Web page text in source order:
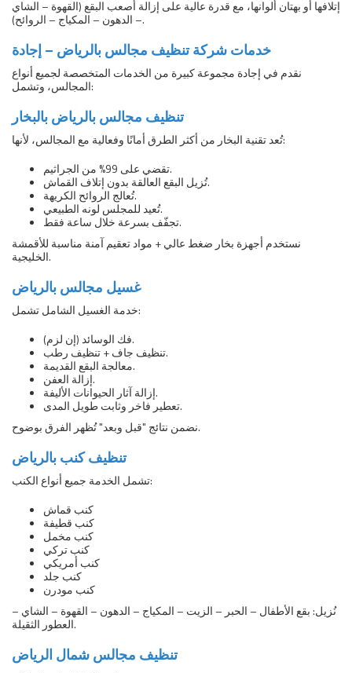
إتلافها أو بهتان ألوانها، مع قدرة عالية على إزالة أصعب البقع (القهوة – الشاي
– الدهون – المكياج – الروائح).
خدمات شركة تنظيف مجالس بالرياض – إجادة
نقدم في إجادة مجموعة كبيرة من الخدمات المتخصصة لجميع أنواع
المجالس، وتشمل:
تنظيف مجالس بالرياض بالبخار
تُعد تقنية البخار من أكثر الطرق أمانًا وفعالية مع المجالس، لأنها:
تقضي على 99% من الجراثيم.
تُزيل البقع العالقة بدون إتلاف القماش.
تُعالج الروائح الكريهة.
تُعيد للمجلس لونه الطبيعي.
تجفّف بسرعة خلال ساعة فقط.
نستخدم أجهزة بخار ضغط عالي + مواد تعقيم آمنة مناسبة للأقمشة
الخليجية.
غسيل مجالس بالرياض
خدمة الغسيل الشامل تشمل:
فك الوسائد (إن لزم).
تنظيف جاف + تنظيف رطب.
معالجة البقع القديمة.
إزالة العفن.
إزالة آثار الحيوانات الأليفة.
تعطير فاخر وثابت طويل المدى.
نضمن نتائج "قبل وبعد" تُظهر الفرق بوضوح.
تنظيف كنب بالرياض
تشمل الخدمة جميع أنواع الكنب:
كنب قماش
كنب قطيفة
كنب مخمل
كنب تركي
كنب أمريكي
كنب جلد
كنب مودرن
نُزيل: بقع الأطفال – الحبر – الزيت – المكياج – الدهون – القهوة – الشاي –
العطور الثقيلة.
تنظيف مجالس شمال الرياض